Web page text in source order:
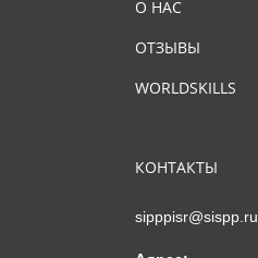
О НАС
ОТЗЫВЫ
WORLDSKILLS
КОНТАКТЫ
sipppisr@sispp.ru